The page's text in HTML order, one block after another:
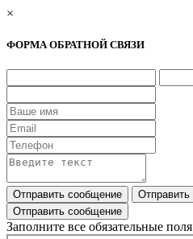
×
ФОРМА ОБРАТНОЙ СВЯЗИ
Заполните все обязательные поля